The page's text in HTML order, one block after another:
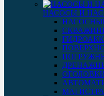
НАСОСЫ И